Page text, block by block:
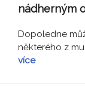
nádherným
Dopoledne
některého z
více